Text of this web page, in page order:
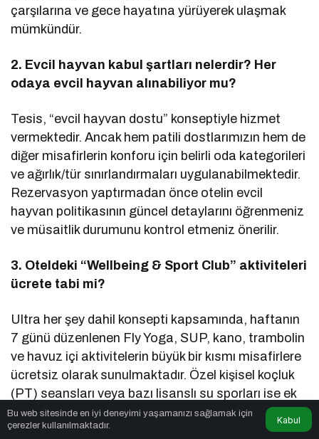
çarşılarına ve gece hayatına yürüyerek ulaşmak
mümkündür.
2. Evcil hayvan kabul şartları nelerdir? Her
odaya evcil hayvan alınabiliyor mu?
Tesis, “evcil hayvan dostu” konseptiyle hizmet
vermektedir. Ancak hem patili dostlarımızın hem de
diğer misafirlerin konforu için belirli oda kategorileri
ve ağırlık/tür sınırlandırmaları uygulanabilmektedir.
Rezervasyon yaptırmadan önce otelin evcil
hayvan politikasının güncel detaylarını öğrenmeniz
ve müsaitlik durumunu kontrol etmeniz önerilir.
3. Oteldeki “Wellbeing & Sport Club” aktiviteleri
ücrete tabi mi?
Ultra her şey dahil konsepti kapsamında, haftanın
7 günü düzenlenen Fly Yoga, SUP, kano, trambolin
ve havuz içi aktivitelerin büyük bir kısmı misafirlere
ücretsiz olarak sunulmaktadır. Özel kişisel koçluk
(PT) seansları veya bazı lisanslı su sporları ise ek
ücrete tabi olabilir.
Bu web sitesinde en iyi deneyimi yaşamanızı sağlamak için
çerezler kullanılmaktadır.
Kabul